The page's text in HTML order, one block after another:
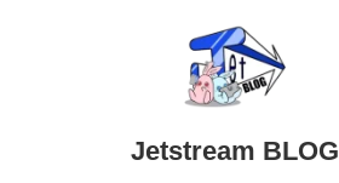
Jetstream BLOG